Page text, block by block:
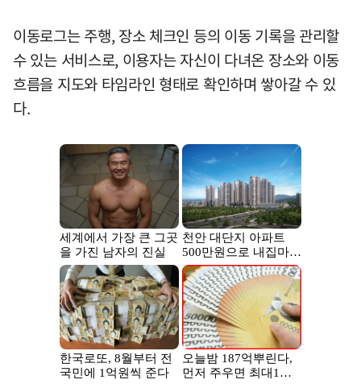
이동로그는 주행, 장소 체크인 등의 이동 기록을 관리할
수 있는 서비스로, 이용자는 자신이 다녀온 장소와 이동
흐름을 지도와 타임라인 형태로 확인하며 쌓아갈 수 있
다.